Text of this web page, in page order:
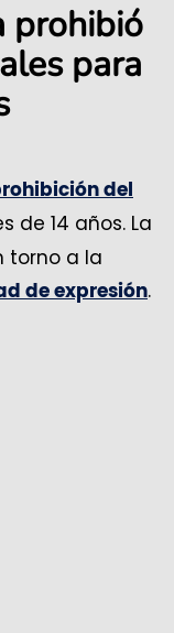
prohibió
para
del
de 14 años. La
torno a la
de expresión.